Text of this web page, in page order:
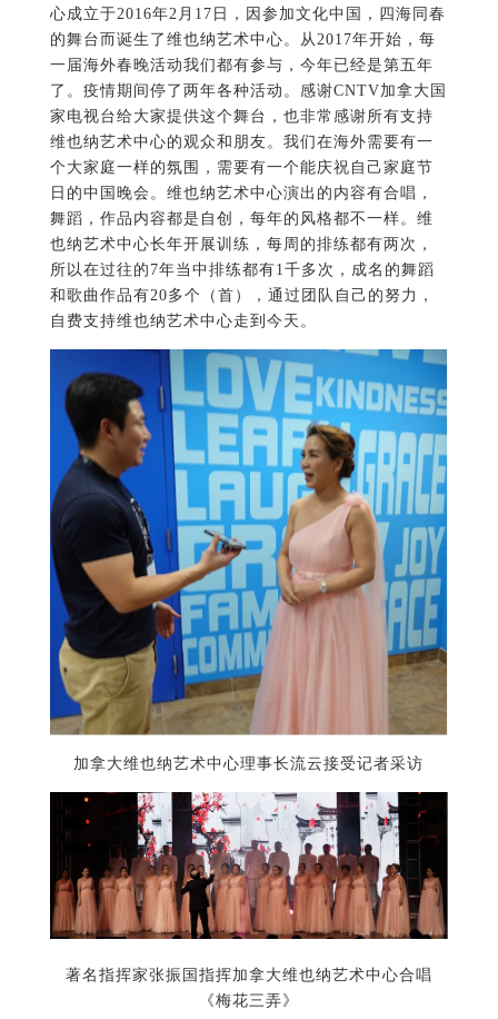
心成立于2016年2月17日，因参加文化中国，四海同春
的舞台而诞生了维也纳艺术中心。从2017年开始，每
一届海外春晚活动我们都有参与，今年已经是第五年
了。疫情期间停了两年各种活动。感谢CNTV加拿大国
家电视台给大家提供这个舞台，也非常感谢所有支持
维也纳艺术中心的观众和朋友。我们在海外需要有一
个大家庭一样的氛围，需要有一个能庆祝自己家庭节
日的中国晚会。维也纳艺术中心演出的内容有合唱，
舞蹈，作品内容都是自创，每年的风格都不一样。维
也纳艺术中心长年开展训练，每周的排练都有两次，
所以在过往的7年当中排练都有1千多次，成名的舞蹈
和歌曲作品有20多个（首），通过团队自己的努力，
自费支持维也纳艺术中心走到今天。
加拿大维也纳艺术中心理事长流云接受记者采访
著名指挥家张振国指挥加拿大维也纳艺术中心合唱
《梅花三弄》